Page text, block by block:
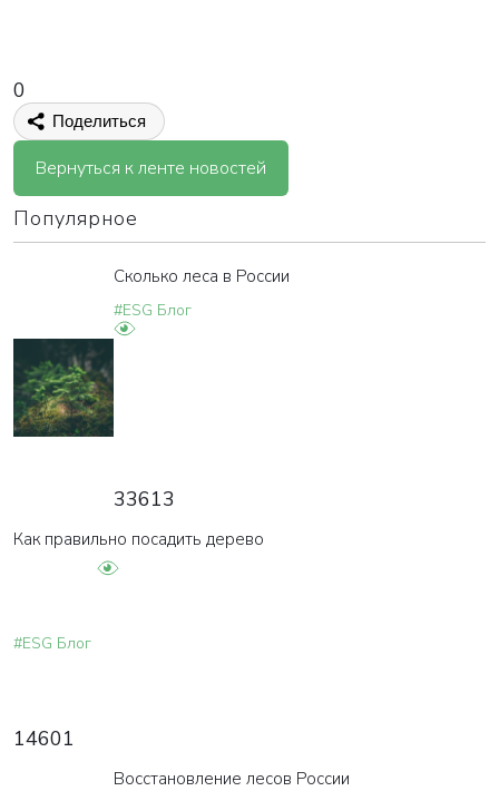
0
Поделиться
Вернуться к ленте новостей
Популярное
Сколько леса в России
#ESG Блог
33613
Как правильно посадить дерево
#ESG Блог
14601
Восстановление лесов России